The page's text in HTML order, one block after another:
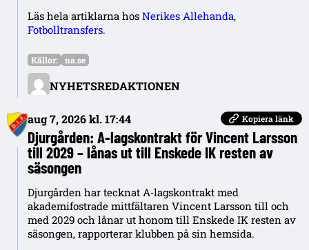
Läs hela artiklarna hos Nerikes Allehanda,
Fotbolltransfers.
NYHETSREDAKTIONEN
Källor: na.se
aug 7, 2026 kl. 17:44 Kopiera länk
Djurgården: A‑lagskontrakt för Vincent Larsson
till 2029 – lånas ut till Enskede IK resten av
säsongen
Djurgården har tecknat A‑lagskontrakt med
akademifostrade mittfältaren Vincent Larsson till och
med 2029 och lånar ut honom till Enskede IK resten av
säsongen, rapporterar klubben på sin hemsida.